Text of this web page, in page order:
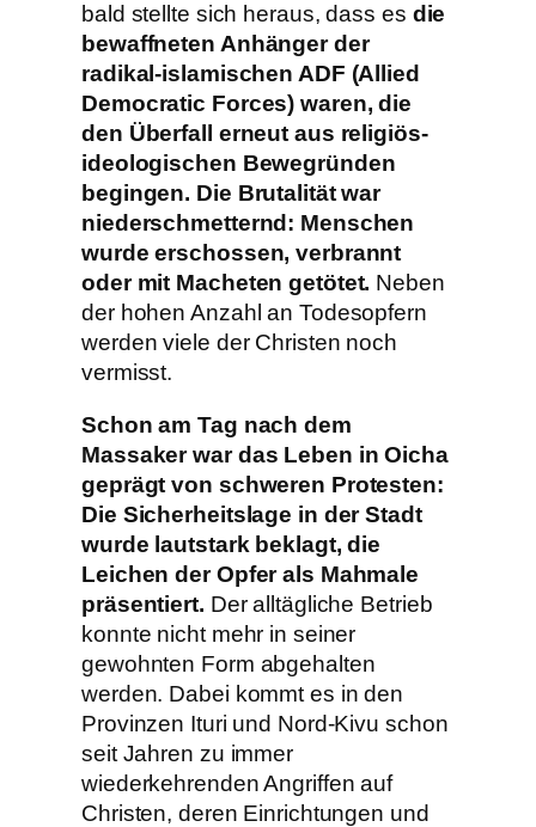
bald stellte sich heraus, dass es die
bewaffneten Anhänger der
radikal-islamischen ADF (Allied
Democratic Forces) waren, die
den Überfall erneut aus religiös-
ideologischen Bewegründen
begingen. Die Brutalität war
niederschmetternd: Menschen
wurde erschossen, verbrannt
oder mit Macheten getötet. Neben
der hohen Anzahl an Todesopfern
werden viele der Christen noch
vermisst.
Schon am Tag nach dem
Massaker war das Leben in Oicha
geprägt von schweren Protesten:
Die Sicherheitslage in der Stadt
wurde lautstark beklagt, die
Leichen der Opfer als Mahmale
präsentiert. Der alltägliche Betrieb
konnte nicht mehr in seiner
gewohnten Form abgehalten
werden. Dabei kommt es in den
Provinzen Ituri und Nord-Kivu schon
seit Jahren zu immer
wiederkehrenden Angriffen auf
Christen, deren Einrichtungen und